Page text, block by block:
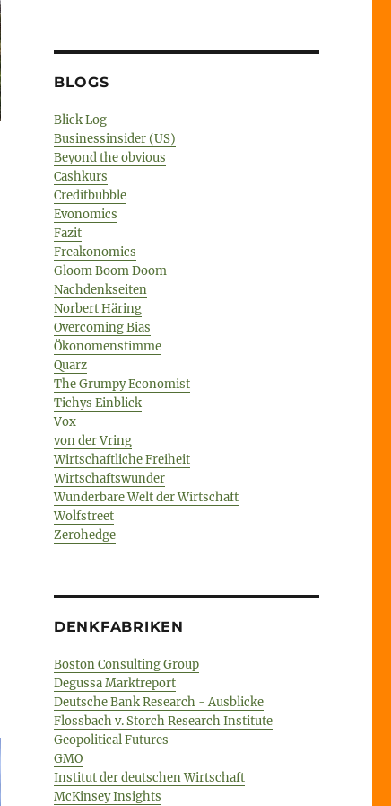
BLOGS
Blick Log
Businessinsider (US)
Beyond the obvious
Cashkurs
Creditbubble
Evonomics
Fazit
Freakonomics
Gloom Boom Doom
Nachdenkseiten
Norbert Häring
Overcoming Bias
Ökonomenstimme
Quarz
The Grumpy Economist
Tichys Einblick
Vox
von der Vring
Wirtschaftliche Freiheit
Wirtschaftswunder
Wunderbare Welt der Wirtschaft
Wolfstreet
Zerohedge
DENKFABRIKEN
Boston Consulting Group
Degussa Marktreport
Deutsche Bank Research - Ausblicke
Flossbach v. Storch Research Institute
Geopolitical Futures
GMO
Institut der deutschen Wirtschaft
McKinsey Insights